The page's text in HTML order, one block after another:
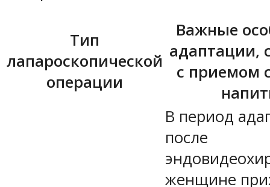
Тип
лапароскопической
операции
Важные
адаптации,
с приемом
В период
после
женщине